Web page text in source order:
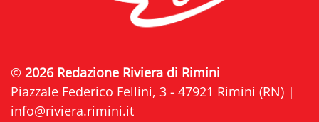
© 2026 Redazione Riviera di Rimini
Piazzale Federico Fellini, 3 - 47921 Rimini (RN) |
info@riviera.rimini.it